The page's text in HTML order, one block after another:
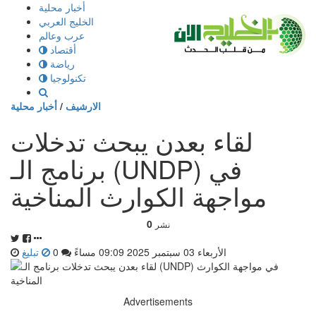
إذهب
المحتوى
أخبار محلية
الخليج العربي
عرب وعالم
أقتصاد
رياضة
تكنولوجيا
الارشيف / أخبار محلية
لقاء بعدن يبحث تدخلات
برنامج الـ (UNDP) في
مواجهة الكوارث المناخية
0 نشر
الأربعاء 03 سبتمبر 2025 09:09 مساءً تبليغ
Advertisements